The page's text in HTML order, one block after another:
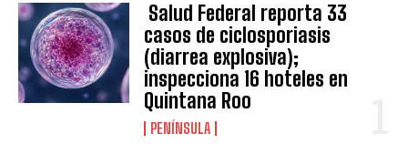
Salud Federal reporta 33
casos de ciclosporiasis
(diarrea explosiva);
inspecciona 16 hoteles en
Quintana Roo
PENÍNSULA